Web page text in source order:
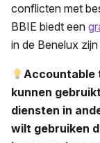
conflicten met
BBIE biedt een
in de Benelux
Accountable
kunnen
diensten in
wilt gebruiken